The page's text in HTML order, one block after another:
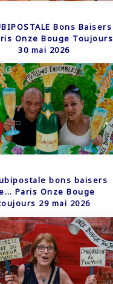
Bons Baisers
Onze Bouge Toujours
30 mai 2026
bons baisers
Paris Onze Bouge
29 mai 2026